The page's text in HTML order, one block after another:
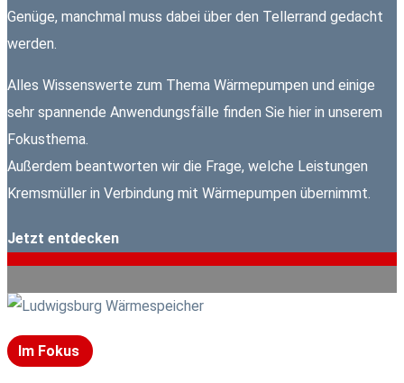
Genüge, manchmal muss dabei über den Tellerrand gedacht
werden.
Alles Wissenswerte zum Thema Wärmepumpen und einige
sehr spannende Anwendungsfälle finden Sie hier in unserem
Fokusthema.
Außerdem beantworten wir die Frage, welche Leistungen
Kremsmüller in Verbindung mit Wärmepumpen übernimmt.
Jetzt entdecken
Im Fokus